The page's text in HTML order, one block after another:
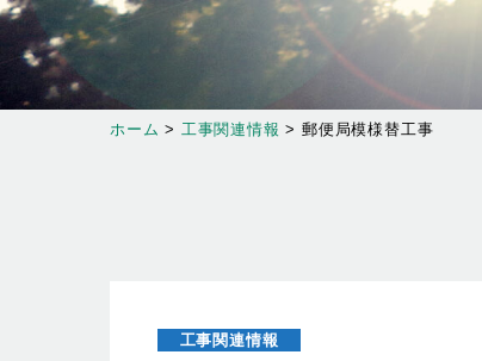
ホーム > 工事関連情報 >郵便局模様替工事
工事関連情報